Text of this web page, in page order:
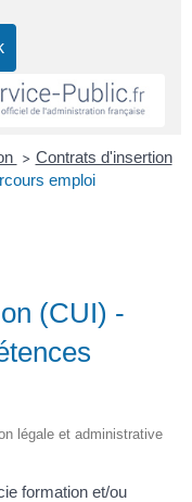
> Contrats d'insertion
emploi
(CUI) -
légale et administrative
formation et/ou